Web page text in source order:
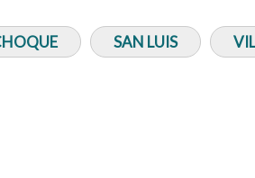
SAN LUIS